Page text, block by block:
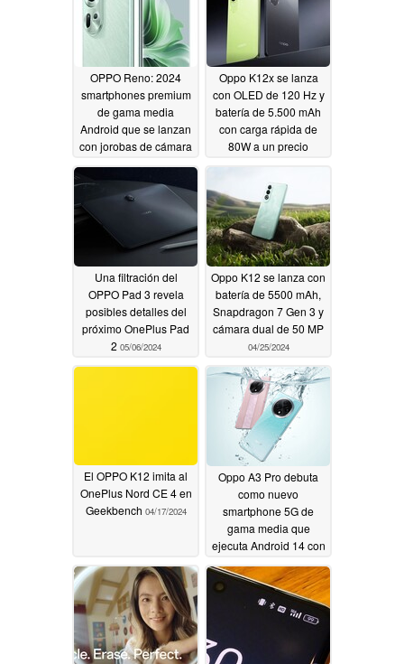
OPPO Reno: 2024
smartphones premium
de gama media
Android que se lanzan
con jorobas de cámara
Samsung Galaxy S24
05/16/2024
Oppo K12x se lanza
con OLED de 120 Hz y
batería de 5.500 mAh
con carga rápida de
80W a un precio
Una filtración del
OPPO Pad 3 revela
posibles detalles del
próximo OnePlus Pad
2 05/06/2024
Oppo K12 se lanza con
batería de 5500 mAh,
Snapdragon 7 Gen 3 y
cámara dual de 50 MP
04/25/2024
El OPPO K12 imita al
OnePlus Nord CE 4 en
Geekbench 04/17/2024
Oppo A3 Pro debuta
como nuevo
smartphone 5G de
gama media que
ejecuta Android 14 con
04/13/2024